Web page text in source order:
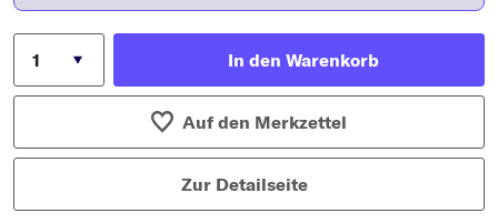
In den Warenkorb
Auf den Merkzettel
Zur Detailseite